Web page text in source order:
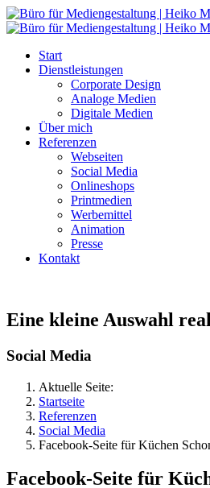
Start
Dienstleistungen
Corporate Design
Analoge Medien
Digitale Medien
Über mich
Referenzen
Webseiten
Social Media
Onlineshops
Printmedien
Werbemittel
Animation
Presse
Kontakt
Eine kleine Auswahl
Social Media
Aktuelle Seite:
Startseite
Referenzen
Social Media
Facebook-Seite für Küchen
Facebook-Seite für